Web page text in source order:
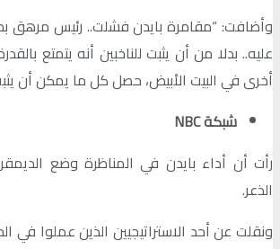
عليه.. بدلا من أن يثبت للناخبين أنه يتمتع
أخرى في البيت الأبيض، حصل كل ما يمكن أن
شبكة NBC
رأت أن أداء بايدن في المناظرة وضع
الذعر.
ونقلت عن أحد الاستراتيجيين الذين عملوا في